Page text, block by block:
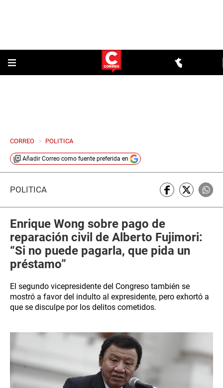
CORREO > POLITICA
Añadir Correo como fuente preferida en
POLÍTICA
Enrique Wong sobre pago de
reparación civil de Alberto Fujimori:
“Si no puede pagarla, que pida un
préstamo”
El segundo vicepresidente del Congreso también se
mostró a favor del indulto al expresidente, pero exhortó a
que se disculpe por los delitos cometidos.